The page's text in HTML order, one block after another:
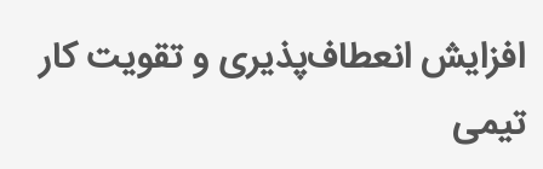
افزایش انعطاف‌پذیری و تقویت کار
تیمی